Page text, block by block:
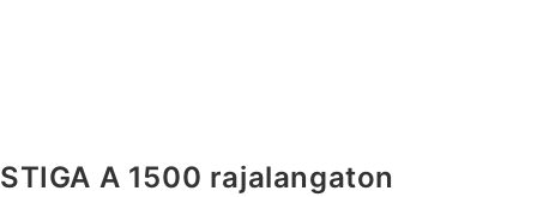
STIGA A 1500 rajalangaton